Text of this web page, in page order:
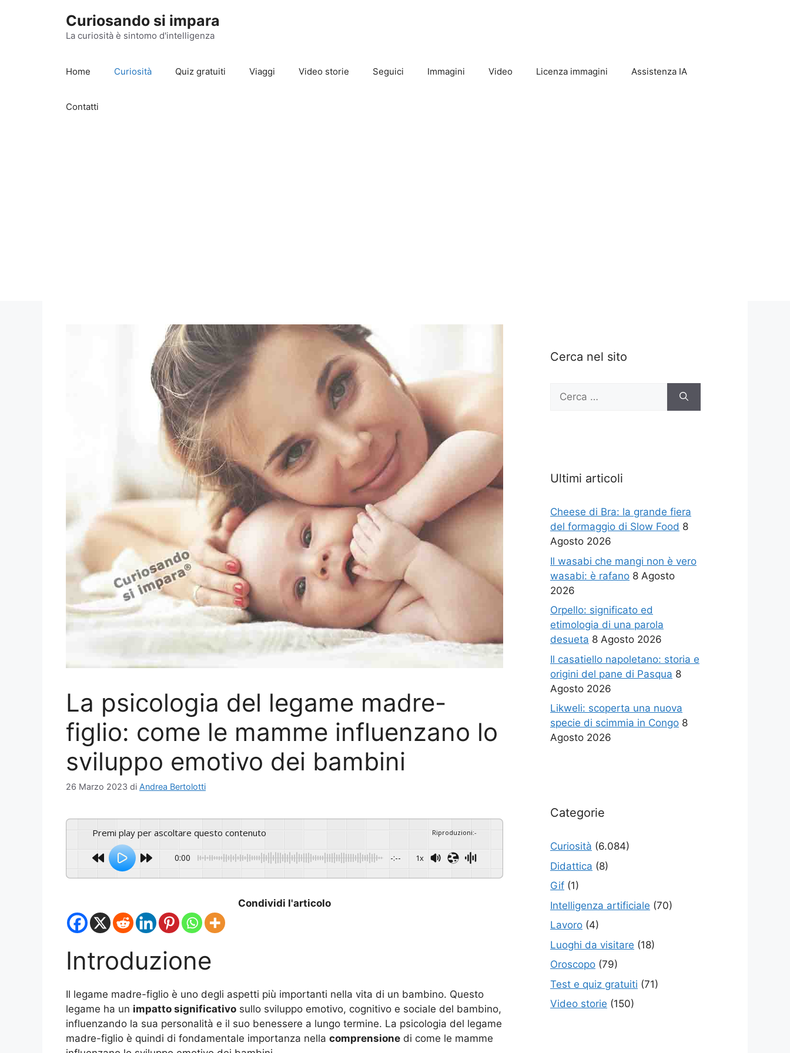
Curiosando si impara
La curiosità è sintomo d'intelligenza
Home Curiosità Quiz gratuiti Viaggi Video storie Seguici Immagini Video Licenza immagini Assistenza IA
Contatti
La psicologia del legame madre-
figlio: come le mamme influenzano lo
sviluppo emotivo dei bambini
26 Marzo 2023 di Andrea Bertolotti
Premi play per ascoltare questo contenuto Riproduzioni:-
0:00 -:-- 1x
Condividi l'articolo
Introduzione
Il legame madre-figlio è uno degli aspetti più importanti nella vita di un bambino. Questo
legame ha un impatto significativo sullo sviluppo emotivo, cognitivo e sociale del bambino,
influenzando la sua personalità e il suo benessere a lungo termine. La psicologia del legame
madre-figlio è quindi di fondamentale importanza nella comprensione di come le mamme
Cerca nel sito
Ricerca
Ultimi articoli
Cheese di Bra: la grande fiera
del formaggio di Slow Food 8
Agosto 2026
Il wasabi che mangi non è vero
wasabi: è rafano 8 Agosto
2026
Orpello: significato ed
etimologia di una parola
desueta 8 Agosto 2026
Il casatiello napoletano: storia e
origini del pane di Pasqua 8
Agosto 2026
Likweli: scoperta una nuova
specie di scimmia in Congo 8
Agosto 2026
Categorie
Curiosità (6.084)
Didattica (8)
Gif (1)
Intelligenza artificiale (70)
Lavoro (4)
Luoghi da visitare (18)
Oroscopo (79)
Test e quiz gratuiti (71)
Video storie (150)